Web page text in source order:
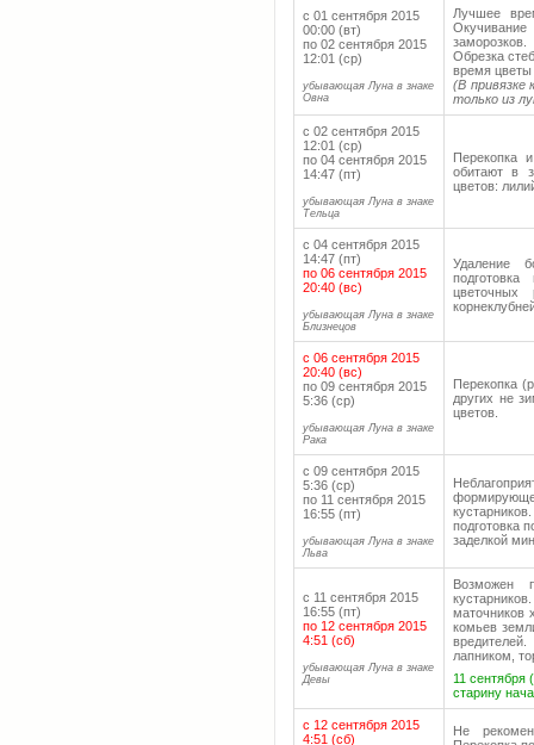
с 01 сентября 2015
00:00 (вт)
по 02 сентября 2015
12:01 (ср)
убывающая Луна в знаке
Овна
Лучшее
Обрезка
время цветы
(В привязке
только из
с 02 сентября 2015
12:01 (ср)
по 04 сентября 2015
14:47 (пт)
убывающая Луна в знаке
Тельца
Перекопка
обитают в
цветов:
с 04 сентября 2015
14:47 (пт)
по 06 сентября 2015
20:40 (вс)
убывающая Луна в знаке
Близнецов
Удаление
цветочных
с 06 сентября 2015
20:40 (вс)
по 09 сентября 2015
5:36 (ср)
убывающая Луна в знаке
Рака
Перекопка
других не
цветов.
с 09 сентября 2015
5:36 (ср)
по 11 сентября 2015
16:55 (пт)
убывающая Луна в знаке
Льва
подготовка
заделкой
с 11 сентября 2015
16:55 (пт)
по 12 сентября 2015
4:51 (сб)
убывающая Луна в знаке
Девы
Возможен
маточников
комьев
лапником,
11 сентября
старину
с 12 сентября 2015
4:51 (сб)
Не